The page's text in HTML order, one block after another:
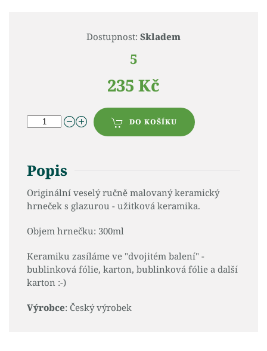
Dostupnost: Skladem
5
235 Kč
DO KOŠÍKU
Popis
Originální veselý ručně malovaný keramický
hrneček s glazurou - užitková keramika.
Objem hrnečku: 300ml
Keramiku zasíláme ve "dvojitém balení" -
bublinková fólie, karton, bublinková fólie a další
karton :-)
Výrobce: Český výrobek